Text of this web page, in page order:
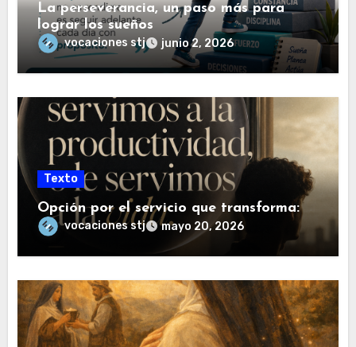
La perseverancia, un paso más para
lograr los sueños
vocaciones stj junio 2, 2026
Texto
Opción por el servicio que transforma:
vocaciones stj mayo 20, 2026